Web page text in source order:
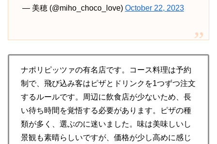
— 美穂 (@miho_choco_love) October 22, 2023
ナポリピッツァの有名店です。コース料理は予約
制で、飛び込み客はピザとドリンクを1つずつ注文
するルールです。周辺に飲食店が少ないため、長
い待ち時間を覚悟する必要があります。ピザの種
類が多く、選ぶのに迷いました。味は美味しいし
景観も素晴らしいですが、価格が少し高めに感じ